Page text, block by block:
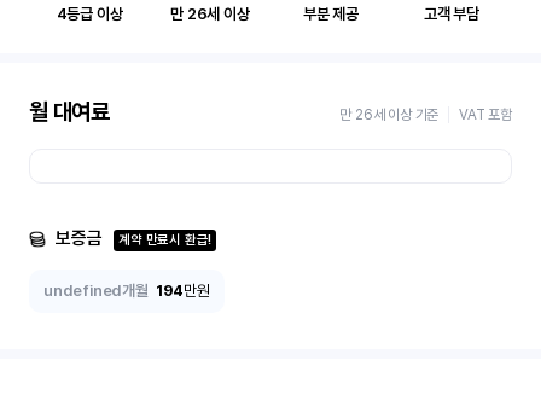
4등급 이상 만 26세 이상 부분 제공 고객 부담
월 대여료 만 26세 이상 기준 VAT 포함
보증금 계약 만료시 환급!
undefined개월 194만원